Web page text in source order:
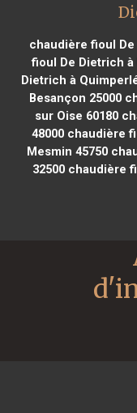
chaudière fioul De
fioul De Dietrich à
Dietrich à
Besançon 25000
sur Oise 60180
48000 chaudière
Mesmin 45750
32500chaudière